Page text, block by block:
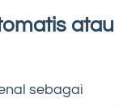
atau
sebagai